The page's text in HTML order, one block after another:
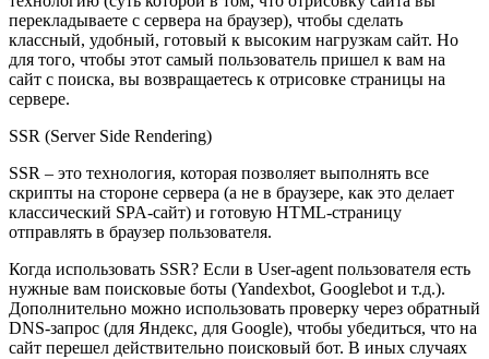
перекладываете с сервера на браузер), чтобы сделать
классный, удобный, готовый к высоким нагрузкам сайт. Но
для того, чтобы этот самый пользователь пришел к вам на
сайт с поиска, вы возвращаетесь к отрисовке страницы на
сервере.
SSR (Server Side Rendering)
SSR – это технология, которая позволяет выполнять все
скрипты на стороне сервера (а не в браузере, как это делает
классический SPA-сайт) и готовую HTML-страницу
отправлять в браузер пользователя.
Когда использовать SSR? Если в User-agent пользователя есть
нужные вам поисковые боты (Yandexbot, Googlebot и т.д.).
Дополнительно можно использовать проверку через обратный
DNS-запрос (для Яндекс, для Google), чтобы убедиться, что на
сайт перешел действительно поисковый бот. В иных случаях